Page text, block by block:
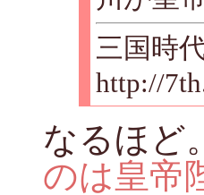
三国時
http://
なるほど
のは皇帝